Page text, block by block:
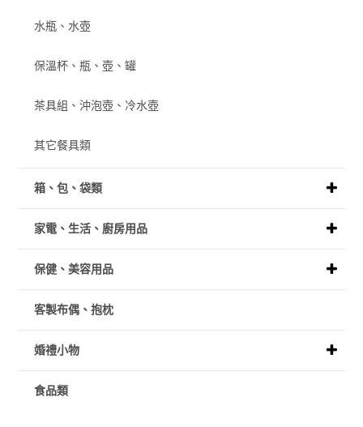
水瓶、水壺
保溫杯、瓶、壺、罐
茶具組、沖泡壺、冷水壺
其它餐具類
箱、包、袋類
家電、生活、廚房用品
保健、美容用品
客製布偶、抱枕
婚禮小物
食品類